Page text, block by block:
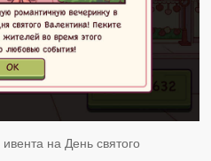
на День святого